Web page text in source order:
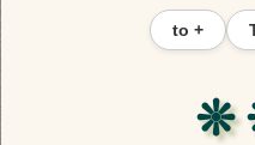
to +
❊